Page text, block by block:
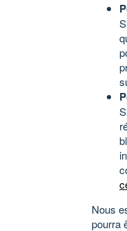
Nous
pourra